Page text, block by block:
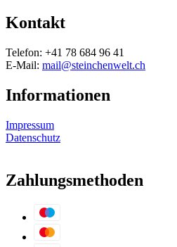
Kontakt
Telefon: +41 78 684 96 41
E-Mail: mail@steinchenwelt.ch
Informationen
Impressum
Datenschutz
Zahlungsmethoden